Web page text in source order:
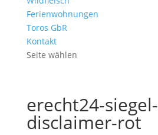
Ferienwohnungen
Toros GbR
Kontakt
Seite wählen
erecht24-siegel-
disclaimer-rot